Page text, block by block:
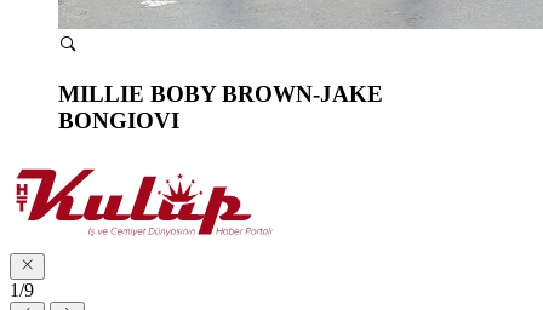
MILLIE BOBY BROWN-JAKE
BONGIOVI
1/9